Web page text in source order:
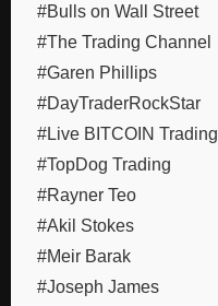
#Bulls on Wall Street
#The Trading Channel
#Garen Phillips
#DayTraderRockStar
#Live BITCOIN Trading
#TopDog Trading
#Rayner Teo
#Akil Stokes
#Meir Barak
#Joseph James